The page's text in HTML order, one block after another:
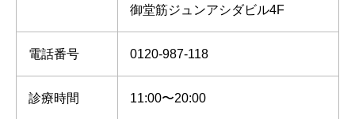
御堂筋ジュンアシダビル4F
電話番号 0120-987-118
診療時間 11:00〜20:00